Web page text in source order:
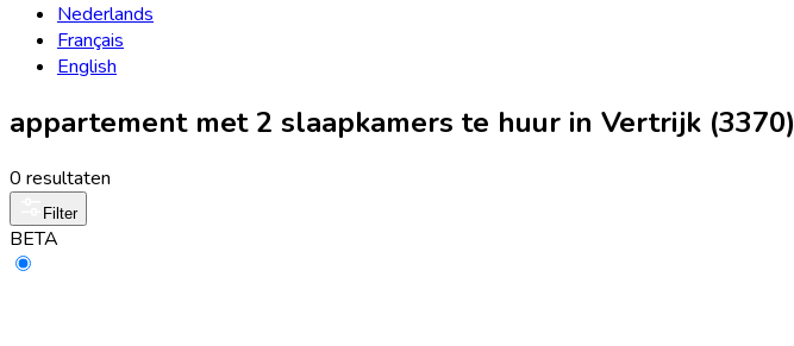
Nederlands
Français
English
appartement met 2 slaapkamers te huur in Vertrijk (3370)
0 resultaten
Filter
BETA